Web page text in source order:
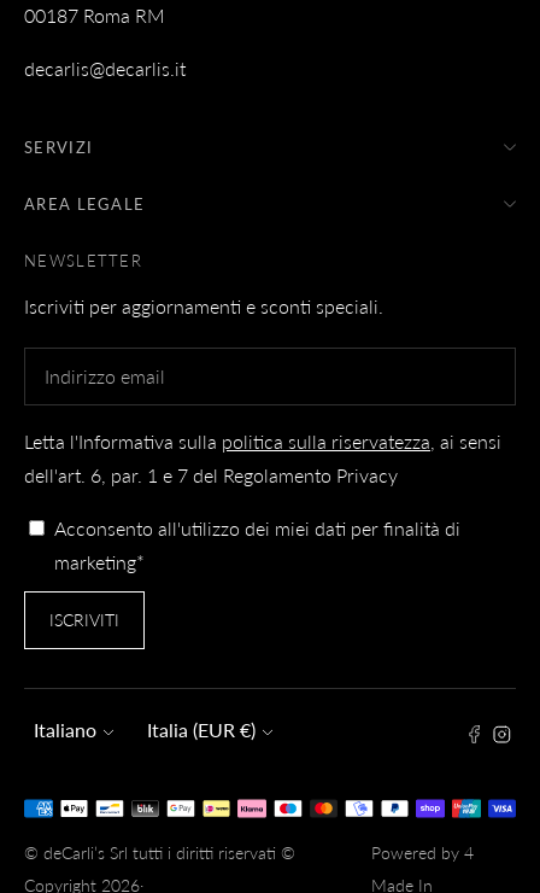
00187 Roma RM
decarlis@decarlis.it
SERVIZI
AREA LEGALE
NEWSLETTER
Iscriviti per aggiornamenti e sconti speciali.
Letta l'Informativa sulla politica sulla riservatezza , ai sensi
dell'art. 6, par. 1 e 7 del Regolamento Privacy
Acconsento all'utilizzo dei miei dati per finalità di
marketing*
ISCRIVITI
Lingua
Italiano Valuta
Italia (EUR €)
Metodi
di
pagamento
© deCarli’s Srl tutti i diritti riservati ©
Copyright 2026·
Powered by 4
Made In